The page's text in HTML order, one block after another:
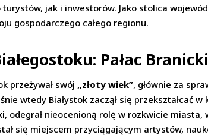
jak i inwestorów. Jako stolica
gospodarczego całego regionu.
Pałac
przeżywał swój „złoty wiek”, głównie za
wtedy Białystok zaczął się przekształcać
odegrał nieocenioną rolę w rozkwicie
się miejscem przyciągającym artystów,